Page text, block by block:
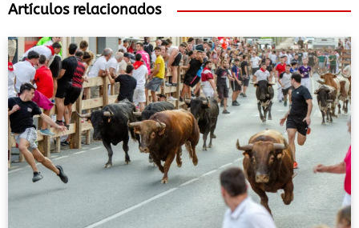
Artículos relacionados